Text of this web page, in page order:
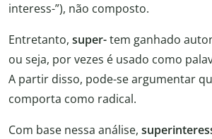
interess-”), não composto.
Entretanto, super-tem ganhado
ou seja, por vezes é usado como
A partir disso, pode-se argumentar
comporta como radical.
Com base nessa análise,